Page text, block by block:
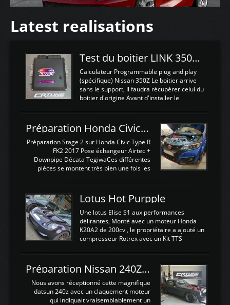
Latest realisations
Test du boitier LINK 350Z Plugin ECU
Calculateur Programmable plug and play
(spécifique) Nissan 350Z Le boitier arrive
sans le support, Il faudra récupérer celui du
boitier d'origine Avant d'installer le
d'envoyer l'information de la large bande
dans le boitier. sydney sweeney deepfake
La sortie 0-5V de l'afr sera connectée sur
l'entrée AN Volt 8 et GndAN pour
Analogique, et Volt car l'information est une
tension (Pas une résistance variable d'un
est temps de brancher le ...
Préparation Honda Civic Type R FK2
Préparation Stage 2 sur Honda Civic Type R
FK2 2017 Pose échangeur Airtec +
Downpipe Décata TegiwaCes différentes
pièces se montent très bien une fois les
légere découpe du plastique inferieur,
negénant en rien la structure ou le
fonctionnement du fond plat. Une
reprogrammation Stage 2 est faite sur le
calculateur d'origine. Une alternative
économique au passage sur Hondata
d'origine 310cv et 400Nn , Une fois
reprogrammé et les ...
Lotus Hot Purpple
Une lotus Elise S1 aux performances
délirantes, Monté avec un moteur Honda
K20A2 de 200cv , le propriétaire a ajouté un
compresseur Rotrex avec un Kit TTS
d'augmenter la puissance de son moteur:
un watercooler a été ajouté. 300Cv sans
échangeurLa lotus équipée d'un Hondata
Kpro et d'une large bande pour le réglage
Avantages et inconvénients d'un
Préparation Nissan 240Z SR20DET
Nous avons réceptionné cette magnifique
datsun 240z avec un claquement moteur
qui indiquait vraisemblablement un